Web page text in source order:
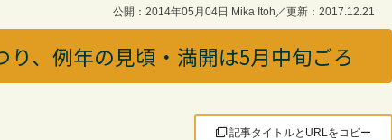
公開：2014年05月04日 Mika Itoh／更新：2017.12.21
り、例年の見頃・満開は5月中旬ごろ
記事タイトルとURLをコピー